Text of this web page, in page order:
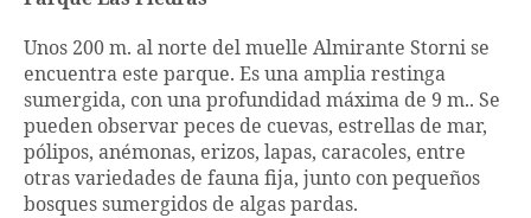
Unos 200 m. al norte del muelle Almirante Storni se
encuentra este parque. Es una amplia restinga
sumergida, con una profundidad máxima de 9 m.. Se
pueden observar peces de cuevas, estrellas de mar,
pólipos, anémonas, erizos, lapas, caracoles, entre
otras variedades de fauna fija, junto con pequeños
bosques sumergidos de algas pardas.